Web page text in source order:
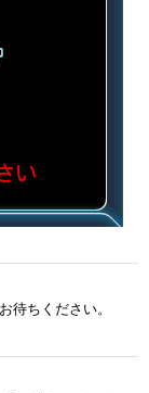
待ちください。